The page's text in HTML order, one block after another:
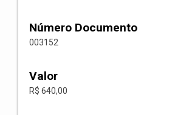
Número Documento
003152
Valor
R$ 640,00